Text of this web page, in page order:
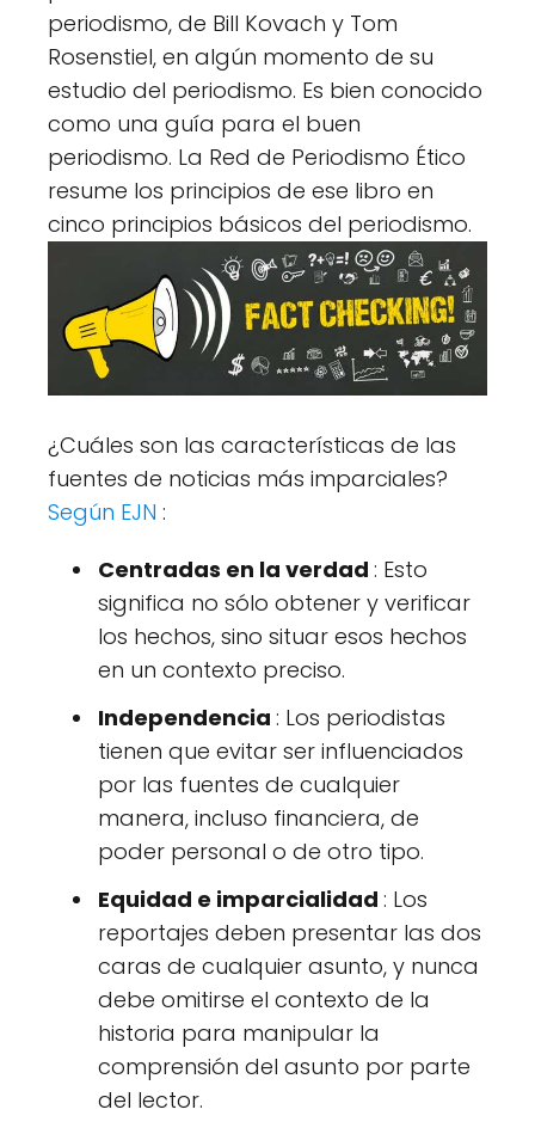
periodismo, de Bill Kovach y Tom
Rosenstiel, en algún momento de su
estudio del periodismo. Es bien conocido
como una guía para el buen
periodismo. La Red de Periodismo Ético
resume los principios de ese libro en
cinco principios básicos del periodismo.
¿Cuáles son las características de las
fuentes de noticias más imparciales?
Según EJN :
Centradas en la verdad : Esto
significa no sólo obtener y verificar
los hechos, sino situar esos hechos
en un contexto preciso.
Independencia : Los periodistas
tienen que evitar ser influenciados
por las fuentes de cualquier
manera, incluso financiera, de
poder personal o de otro tipo.
Equidad e imparcialidad : Los
reportajes deben presentar las dos
caras de cualquier asunto, y nunca
debe omitirse el contexto de la
historia para manipular la
comprensión del asunto por parte
del lector.